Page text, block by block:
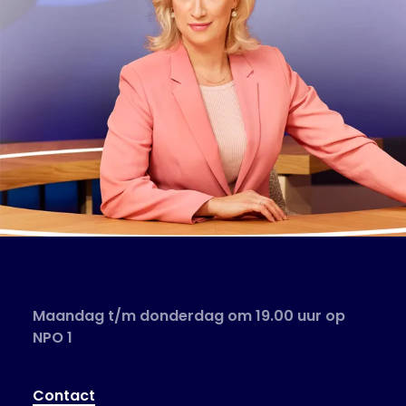
Maandag t/m donderdag om 19.00 uur op
NPO 1
Contact